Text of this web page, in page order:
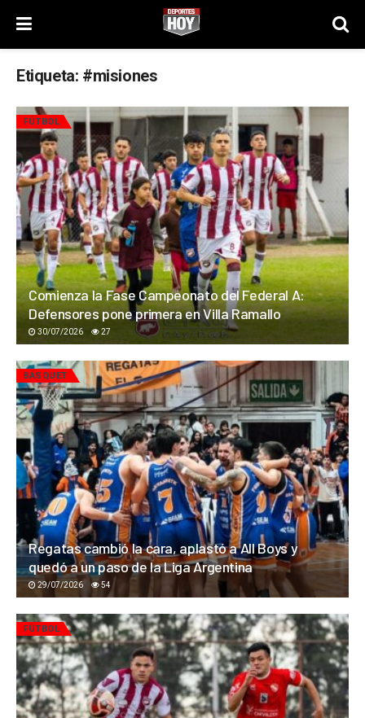
Etiqueta: #misiones
FÚTBOL
Comienza la Fase Campeonato del Federal A:
Defensores pone primera en Villa Ramallo
30/07/2026 27
BÁSQUET
Regatas cambió la cara, aplastó a All Boys y
quedó a un paso de la Liga Argentina
29/07/2026 54
FÚTBOL